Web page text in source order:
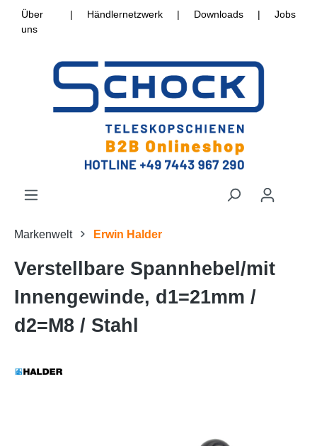
Über
uns
| Händlernetzwerk | Downloads | Jobs
Markenwelt Erwin Halder
Verstellbare Spannhebel/mit
Innengewinde, d1=21mm /
d2=M8 / Stahl